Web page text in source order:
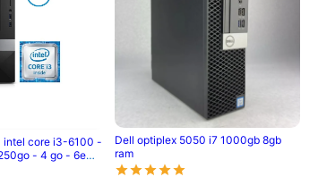
intel core i3-6100 -
- 4 go - 6eme
Dell optiplex 5050 i7 1000gb 8gb
ram